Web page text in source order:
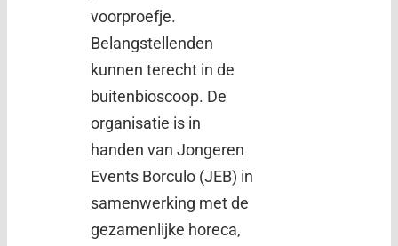
voorproefje.
Belangstellenden
kunnen terecht in de
buitenbioscoop. De
organisatie is in
handen van Jongeren
Events Borculo (JEB) in
samenwerking met de
gezamenlijke horeca,